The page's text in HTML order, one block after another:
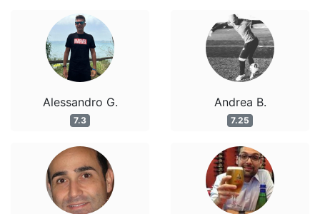
Alessandro G.
7.3
Andrea B.
7.25